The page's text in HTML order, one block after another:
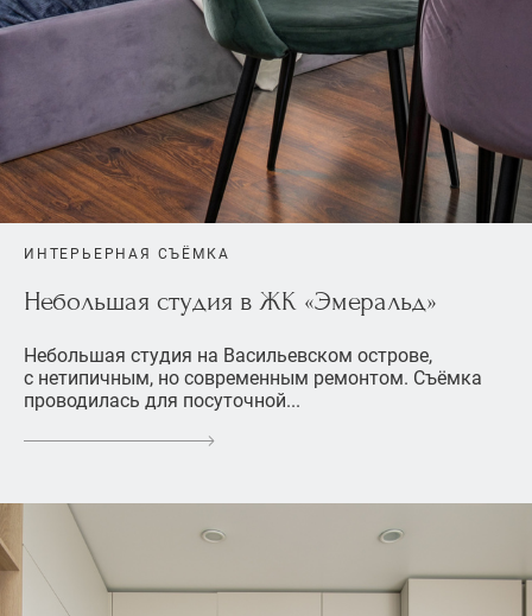
ИНТЕРЬЕРНАЯ СЪЁМКА
Небольшая студия в ЖК «Эмеральд»
Небольшая студия на Васильевском острове,
с нетипичным, но современным ремонтом. Съёмка
проводилась для посуточной...